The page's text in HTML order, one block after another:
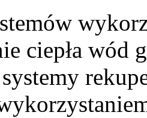
ciepła wód